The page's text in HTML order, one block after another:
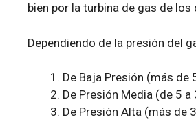
bien por la turbina de gas de los
Dependiendo de la presión del
De Baja Presión (más
De Presión Media (de 5
De Presión Alta (más de